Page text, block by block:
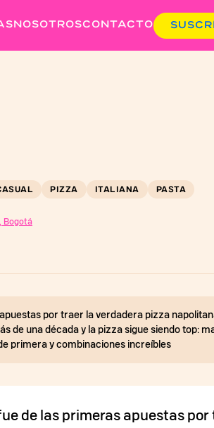
NOSOTROSCONTACTO
PIZZA ITALIANA PASTA
Bogotá
por traer la verdadera pizza
de una década y la pizza sigue siendo top:
primera y combinaciones increíbles
de las primeras apuestas por